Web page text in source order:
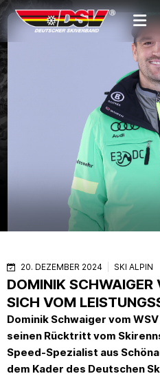
20. DEZEMBER 2024 SKI ALPIN
DOMINIK SCHWAIGER
SICH VOM
Dominik Schwaiger vom
seinen Rücktritt vom
Speed-Spezialist aus
dem Kader des Deutschen